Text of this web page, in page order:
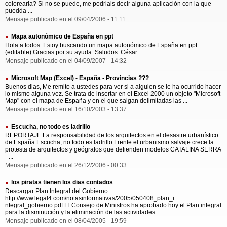
colorearla? Si no se puede, me podriais decir alguna aplicación con la que
puedda ...
Mensaje publicado en el 09/04/2006 - 11:11
Mapa autonómico de España en ppt
Hola a todos. Estoy buscando un mapa autonómico de España en ppt.
(editable) Gracias por su ayuda. Saludos. César.
Mensaje publicado en el 04/09/2007 - 14:32
Microsoft Map (Excel) - España - Provincias ???
Buenos dias, Me remito a ustedes para ver si a alguien se le ha ocurrido hacer
lo mismo alguna vez. Se trata de insertar en el Excel 2000 un objeto "Microsoft
Map" con el mapa de España y en el que salgan delimitadas las ...
Mensaje publicado en el 16/10/2003 - 13:37
Escucha, no todo es ladrillo
REPORTAJE La responsabilidad de los arquitectos en el desastre urbanístico
de España Escucha, no todo es ladrillo Frente el urbanismo salvaje crece la
protesta de arquitectos y geógrafos que defienden modelos CATALINA SERRA
- ...
Mensaje publicado en el 26/12/2006 - 00:33
los piratas tienen los dias contados
Descargar Plan Integral del Gobierno:
http://www.legal4.com/notasinformativas/2005/050408_plan_i
ntegral_gobierno.pdf El Consejo de Ministros ha aprobado hoy el Plan integral
para la disminución y la eliminación de las actividades ...
Mensaje publicado en el 08/04/2005 - 19:59